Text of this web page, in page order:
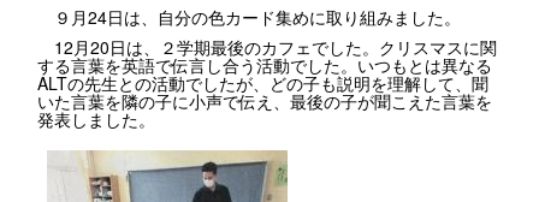
９月24日は、自分の色カード集めに取り組みました。
12月20日は、２学期最後のカフェでした。クリスマスに関
する言葉を英語で伝言し合う活動でした。いつもとは異なる
ALTの先生との活動でしたが、どの子も説明を理解して、聞
いた言葉を隣の子に小声で伝え、最後の子が聞こえた言葉を
発表しました。